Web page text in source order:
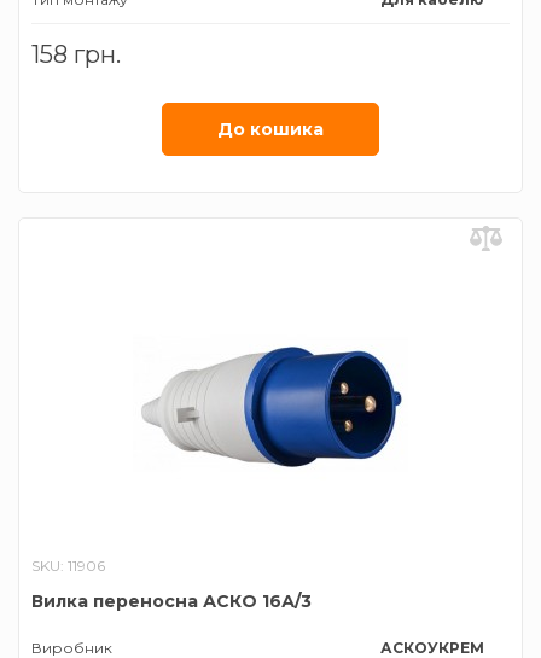
158 грн.
До кошика
SKU: 11906
Вилка переносна АСКО 16А/3
Виробник
АСКОУКРЕМ